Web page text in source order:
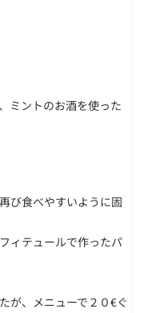
ミントのお酒を使った
び食べやすいように固
ィテュールで作ったパ
が、メニューで２０€ぐ